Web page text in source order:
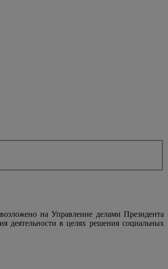
на Управление делами Президента
деятельности в целях решения социальных